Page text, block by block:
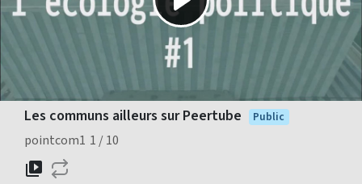
Play
Video
Les communs ailleurs sur Peertube Public
pointcom1 1 10